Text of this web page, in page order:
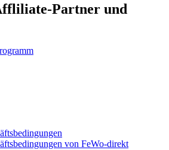
Partner und
von FeWo-direkt